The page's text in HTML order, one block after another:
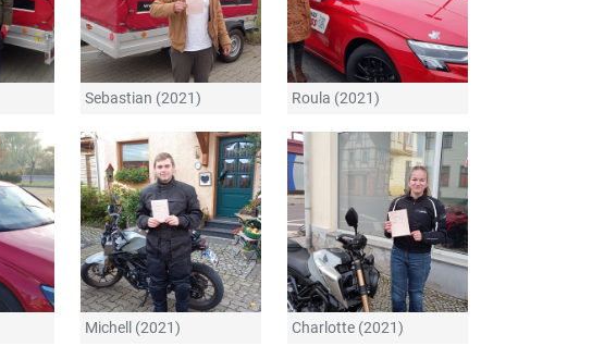
Sebastian (2021) Roula (2021)
Michell (2021) Charlotte (2021)